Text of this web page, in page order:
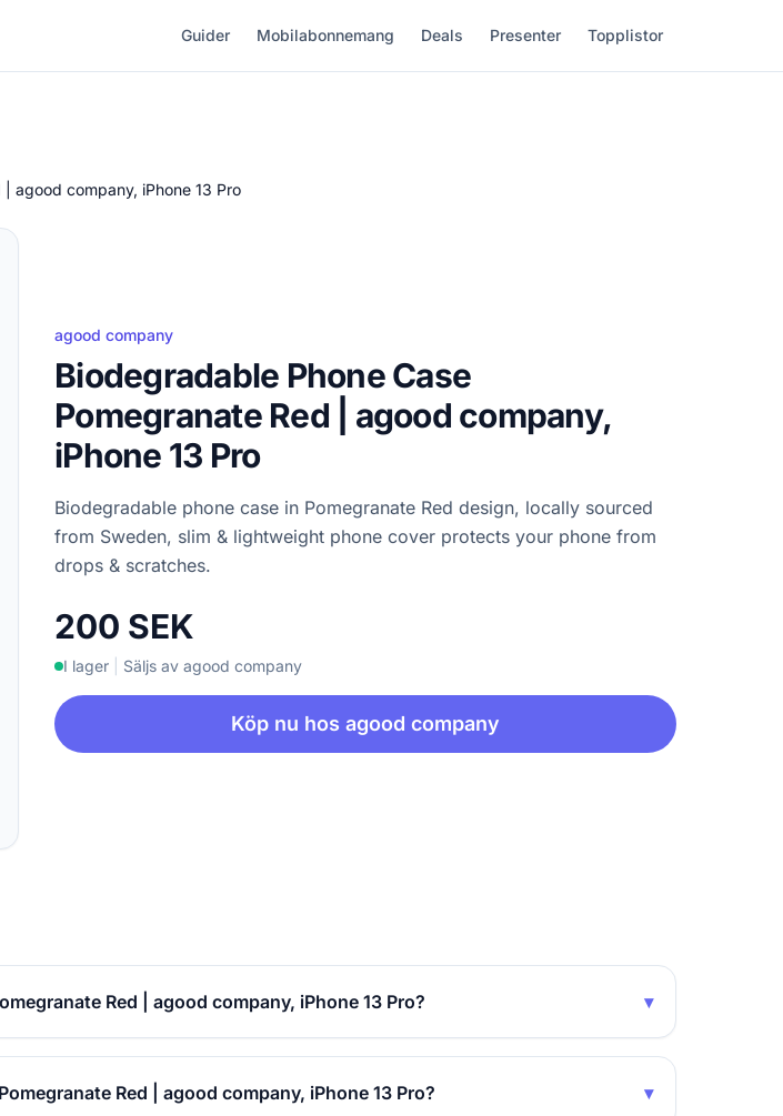
Guider Mobilabonnemang Deals Presenter Topplistor
agood company, iPhone 13 Pro
agood company
Biodegradable Phone Case
Pomegranate Red | agood company,
iPhone 13 Pro
Biodegradable phone case in Pomegranate Red design, locally sourced
from Sweden, slim & lightweight phone cover protects your phone from
drops & scratches.
200 SEK
I lager Säljs av agood company
Köp nu hos agood company
Red | agood company, iPhone 13 Pro? ▾
Red | agood company, iPhone 13 Pro? ▾